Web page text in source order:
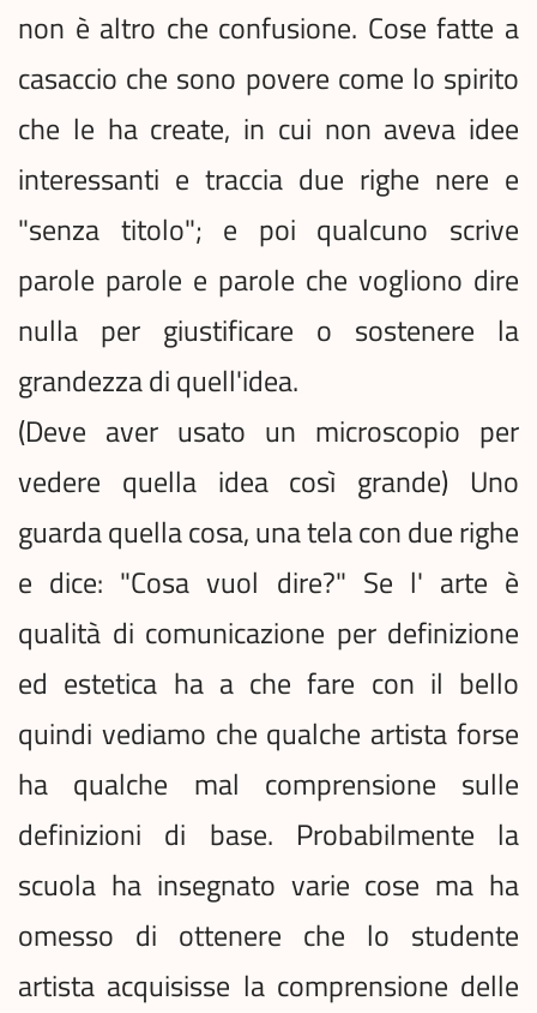
non è altro che confusione. Cose fatte a
casaccio che sono povere come lo spirito
che le ha create, in cui non aveva idee
interessanti e traccia due righe nere e
"senza titolo"; e poi qualcuno scrive
parole parole e parole che vogliono dire
nulla per giustificare o sostenere la
grandezza di quell'idea.
(Deve aver usato un microscopio per
vedere quella idea così grande) Uno
guarda quella cosa, una tela con due righe
e dice: "Cosa vuol dire?" Se l' arte è
qualità di comunicazione per definizione
ed estetica ha a che fare con il bello
quindi vediamo che qualche artista forse
ha qualche mal comprensione sulle
definizioni di base. Probabilmente la
scuola ha insegnato varie cose ma ha
omesso di ottenere che lo studente
artista acquisisse la comprensione delle